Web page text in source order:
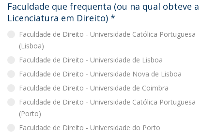
Faculdade que frequenta (ou na qual obteve a
Licenciatura em Direito) *
Faculdade de Direito - Universidade Católica Portuguesa
(Lisboa)
Faculdade de Direito - Universidade de Lisboa
Faculdade de Direito - Universidade Nova de Lisboa
Faculdade de Direito - Universidade de Coimbra
Faculdade de Direito - Universidade Católica Portuguesa
(Porto)
Faculdade de Direito - Universidade do Porto